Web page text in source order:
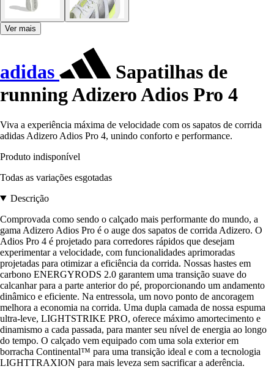
Ver mais
adidas
Sapatilhas de
running Adizero Adios Pro 4
Viva a experiência máxima de velocidade com os sapatos de corrida
adidas Adizero Adios Pro 4, unindo conforto e performance.
Produto indisponível
Todas as variações esgotadas
Descrição
Comprovada como sendo o calçado mais performante do mundo, a
gama Adizero Adios Pro é o auge dos sapatos de corrida Adizero. O
Adios Pro 4 é projetado para corredores rápidos que desejam
experimentar a velocidade, com funcionalidades aprimoradas
projetadas para otimizar a eficiência da corrida. Nossas hastes em
carbono ENERGYRODS 2.0 garantem uma transição suave do
calcanhar para a parte anterior do pé, proporcionando um andamento
dinâmico e eficiente. Na entressola, um novo ponto de ancoragem
melhora a economia na corrida. Uma dupla camada de nossa espuma
ultra-leve, LIGHTSTRIKE PRO, oferece máximo amortecimento e
dinamismo a cada passada, para manter seu nível de energia ao longo
do tempo. O calçado vem equipado com uma sola exterior em
borracha Continental™ para uma transição ideal e com a tecnologia
LIGHTTRAXION para mais leveza sem sacrificar a aderência.